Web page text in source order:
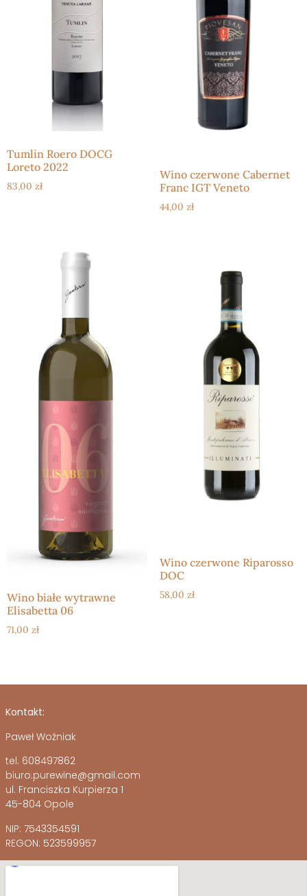
Tumlin Roero DOCG
Loreto 2022
83,00 zł
Wino czerwone Cabernet
Franc IGT Veneto
44,00 zł
Wino białe wytrawne
Elisabetta 06
71,00 zł
Wino czerwone Riparosso
DOC
58,00 zł
Kontakt:
Paweł Woźniak
tel. 608497862
biuro.purewine@gmail.com
ul. Franciszka Kurpierza 1
45-804 Opole
NIP: 7543354591
REGON: 523599957